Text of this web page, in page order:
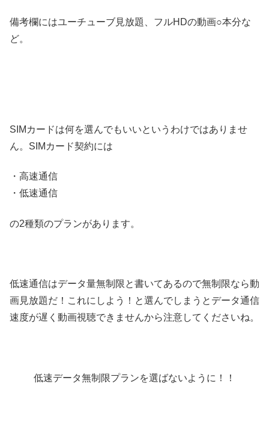
備考欄にはユーチューブ見放題、フルHDの動画○本分な
ど。
SIMカードは何を選んでもいいというわけではありませ
ん。SIMカード契約には
・高速通信
・低速通信
の2種類のプランがあります。
低速通信はデータ量無制限と書いてあるので無制限なら動
画見放題だ！これにしよう！と選んでしまうとデータ通信
速度が遅く動画視聴できませんから注意してくださいね。
低速データ無制限プランを選ばないように！！